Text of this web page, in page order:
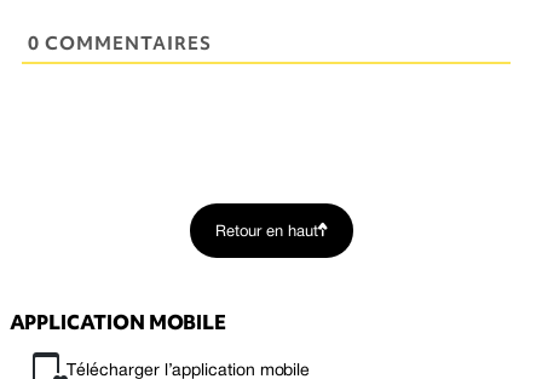
0 COMMENTAIRES
Retour en haut
APPLICATION MOBILE
Télécharger l’application mobile